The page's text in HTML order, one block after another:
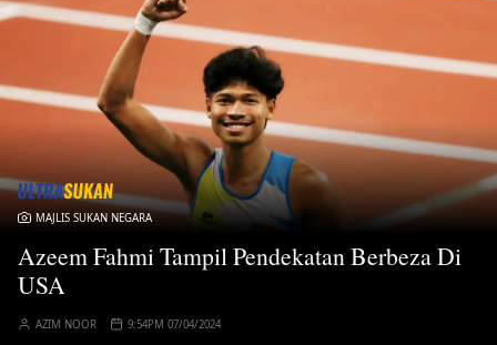
MAJLIS SUKAN NEGARA
Azeem Fahmi Tampil Pendekatan Berbeza Di
USA
AZIM NOOR 9:54PM 07/04/2024